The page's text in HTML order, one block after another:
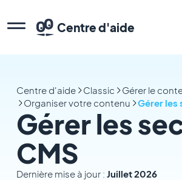
Centre d'aide
Centre d'aide Classic
Gérer le
Organiser votre contenu
Gérer les
Gérer les
CMS
Dernière mise à jour : Juillet 2026